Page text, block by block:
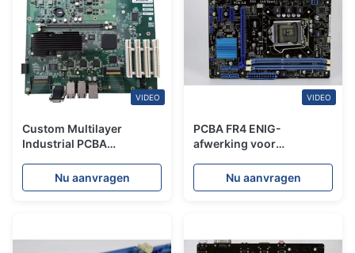
VIDEO
Custom Multilayer
Industrial PCBA
ProductieNu aanvragen
VIDEO
PCBA FR4 ENIG-
afwerking voor
automatisering en
medische apparaten
Nu aanvragen